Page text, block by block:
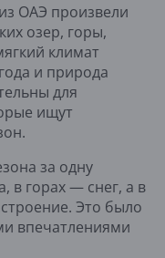
ОАЭ произвели
озер, горы,
климат
и природа
для
ищут
за одну
в горах — снег, а в
Это было
впечатлениями